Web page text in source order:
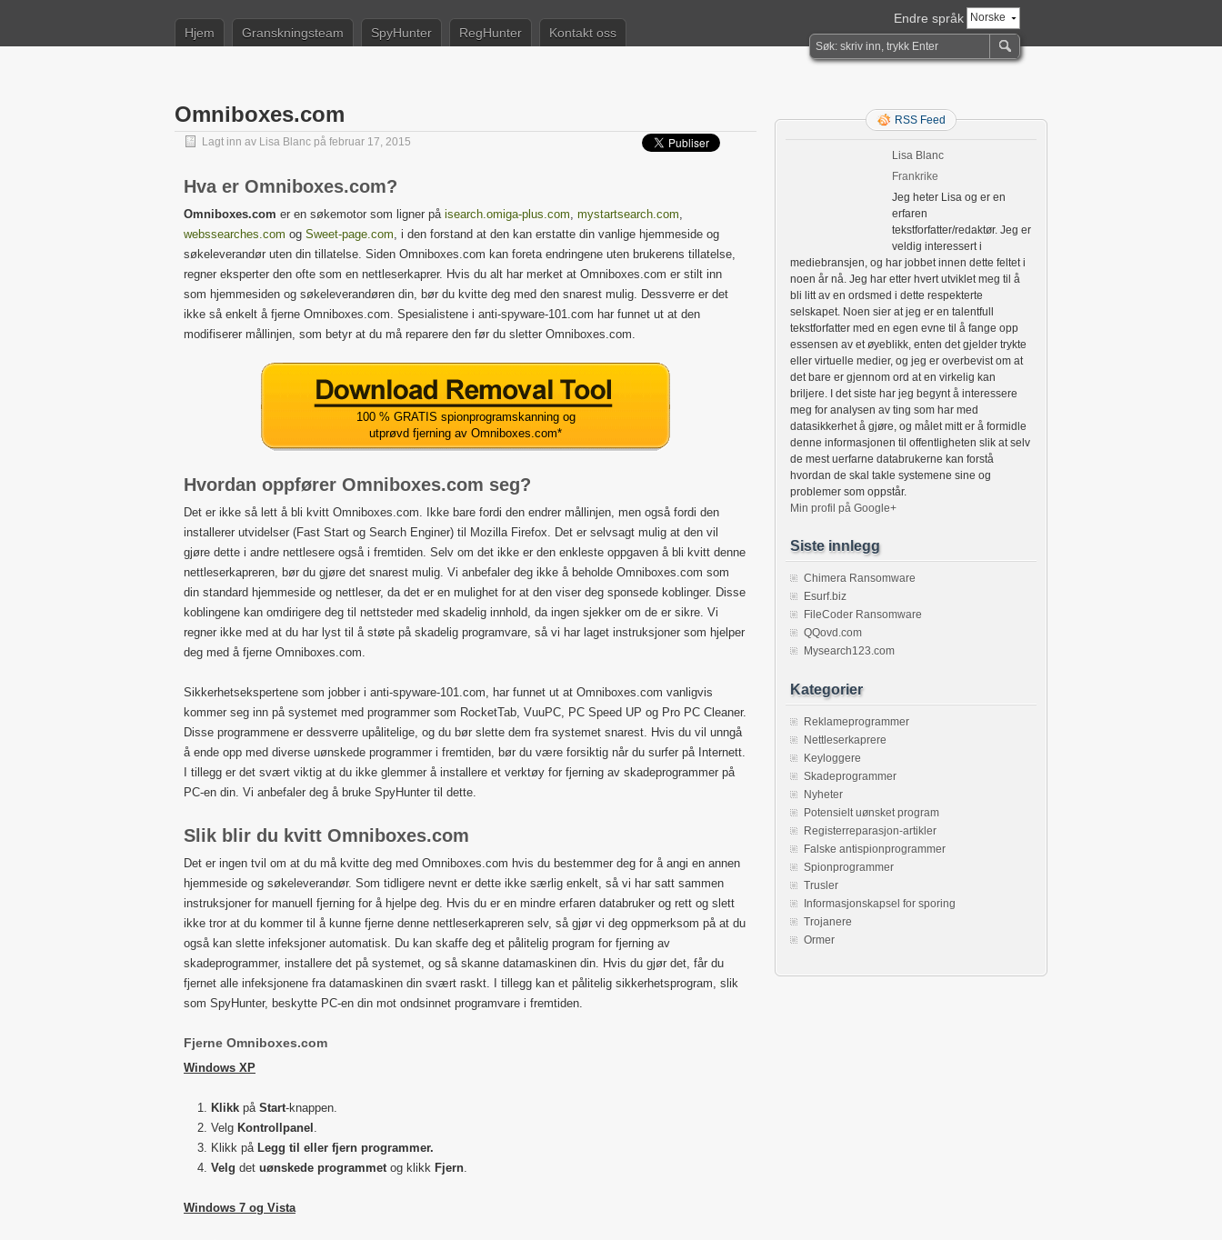
Norske
Endre språk
Hjem
Granskningsteam SpyHunter RegHunter Kontakt oss
Omniboxes.com
Lagt inn av Lisa Blanc på februar 17, 2015
Hva er Omniboxes.com?
Omniboxes.com er en søkemotor som ligner på isearch.omiga-plus.com, mystartsearch.com,
webssearches.com og Sweet-page.com, i den forstand at den kan erstatte din vanlige hjemmeside og
søkeleverandør uten din tillatelse. Siden Omniboxes.com kan foreta endringene uten brukerens tillatelse,
regner eksperter den ofte som en nettleserkaprer. Hvis du alt har merket at Omniboxes.com er stilt inn
som hjemmesiden og søkeleverandøren din, bør du kvitte deg med den snarest mulig. Dessverre er det
ikke så enkelt å fjerne Omniboxes.com. Spesialistene i anti-spyware-101.com har funnet ut at den
modifiserer mållinjen, som betyr at du må reparere den før du sletter Omniboxes.com.
100 % GRATIS spionprogramskanning og
utprøvd fjerning av Omniboxes.com*
Hvordan oppfører Omniboxes.com seg?
Det er ikke så lett å bli kvitt Omniboxes.com. Ikke bare fordi den endrer mållinjen, men også fordi den
installerer utvidelser (Fast Start og Search Enginer) til Mozilla Firefox. Det er selvsagt mulig at den vil
gjøre dette i andre nettlesere også i fremtiden. Selv om det ikke er den enkleste oppgaven å bli kvitt denne
nettleserkapreren, bør du gjøre det snarest mulig. Vi anbefaler deg ikke å beholde Omniboxes.com som
din standard hjemmeside og nettleser, da det er en mulighet for at den viser deg sponsede koblinger. Disse
koblingene kan omdirigere deg til nettsteder med skadelig innhold, da ingen sjekker om de er sikre. Vi
regner ikke med at du har lyst til å støte på skadelig programvare, så vi har laget instruksjoner som hjelper
deg med å fjerne Omniboxes.com.
Sikkerhetsekspertene som jobber i anti-spyware-101.com, har funnet ut at Omniboxes.com vanligvis
kommer seg inn på systemet med programmer som RocketTab, VuuPC, PC Speed UP og Pro PC Cleaner.
Disse programmene er dessverre upålitelige, og du bør slette dem fra systemet snarest. Hvis du vil unngå
å ende opp med diverse uønskede programmer i fremtiden, bør du være forsiktig når du surfer på Internett.
I tillegg er det svært viktig at du ikke glemmer å installere et verktøy for fjerning av skadeprogrammer på
PC-en din. Vi anbefaler deg å bruke SpyHunter til dette.
Slik blir du kvitt Omniboxes.com
Det er ingen tvil om at du må kvitte deg med Omniboxes.com hvis du bestemmer deg for å angi en annen
hjemmeside og søkeleverandør. Som tidligere nevnt er dette ikke særlig enkelt, så vi har satt sammen
instruksjoner for manuell fjerning for å hjelpe deg. Hvis du er en mindre erfaren databruker og rett og slett
ikke tror at du kommer til å kunne fjerne denne nettleserkapreren selv, så gjør vi deg oppmerksom på at du
også kan slette infeksjoner automatisk. Du kan skaffe deg et pålitelig program for fjerning av
skadeprogrammer, installere det på systemet, og så skanne datamaskinen din. Hvis du gjør det, får du
fjernet alle infeksjonene fra datamaskinen din svært raskt. I tillegg kan et pålitelig sikkerhetsprogram, slik
som SpyHunter, beskytte PC-en din mot ondsinnet programvare i fremtiden.
Fjerne Omniboxes.com
Windows XP
Klikk på Start-knappen.
Velg Kontrollpanel .
Klikk på Legg til eller fjern programmer.
Velg det uønskede programmetog klikk Fjern.
Windows 7 og Vista
RSS Feed
Lisa Blanc
Frankrike
Jeg heter Lisa og er en
erfaren
tekstforfatter/redaktør. Jeg er
veldig interessert i
mediebransjen, og har jobbet innen dette feltet i
noen år nå. Jeg har etter hvert utviklet meg til å
bli litt av en ordsmed i dette respekterte
selskapet. Noen sier at jeg er en talentfull
tekstforfatter med en egen evne til å fange opp
essensen av et øyeblikk, enten det gjelder trykte
eller virtuelle medier, og jeg er overbevist om at
det bare er gjennom ord at en virkelig kan
briljere. I det siste har jeg begynt å interessere
meg for analysen av ting som har med
datasikkerhet å gjøre, og målet mitt er å formidle
denne informasjonen til offentligheten slik at selv
de mest uerfarne databrukerne kan forstå
hvordan de skal takle systemene sine og
problemer som oppstår.
Min profil på Google+
Siste innlegg
Chimera Ransomware
Esurf.biz
FileCoder Ransomware
QQovd.com
Mysearch123.com
Kategorier
Reklameprogrammer
Nettleserkaprere
Keyloggere
Skadeprogrammer
Nyheter
Potensielt uønsket program
Registerreparasjon-artikler
Falske antispionprogrammer
Spionprogrammer
Trusler
Informasjonskapsel for sporing
Trojanere
Ormer